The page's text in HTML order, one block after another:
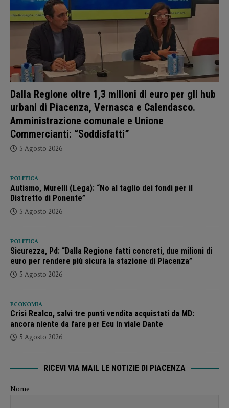
Dalla Regione oltre 1,3 milioni di euro per gli hub
urbani di Piacenza, Vernasca e Calendasco.
Amministrazione comunale e Unione
Commercianti: “Soddisfatti”
5 Agosto 2026
POLITICA
Autismo, Murelli (Lega): “No al taglio dei fondi per il
Distretto di Ponente”
5 Agosto 2026
POLITICA
Sicurezza, Pd: “Dalla Regione fatti concreti, due milioni di
euro per rendere più sicura la stazione di Piacenza”
5 Agosto 2026
ECONOMIA
Crisi Realco, salvi tre punti vendita acquistati da MD:
ancora niente da fare per Ecu in viale Dante
5 Agosto 2026
RICEVI VIA MAIL LE NOTIZIE DI PIACENZA
Nome